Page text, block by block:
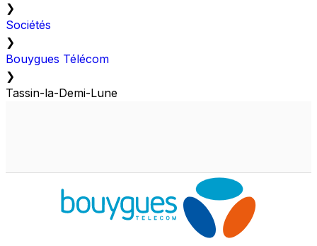
❯
Sociétés
❯
Bouygues Télécom
❯
Tassin-la-Demi-Lune